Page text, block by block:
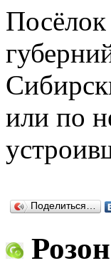
или по
Поделиться…